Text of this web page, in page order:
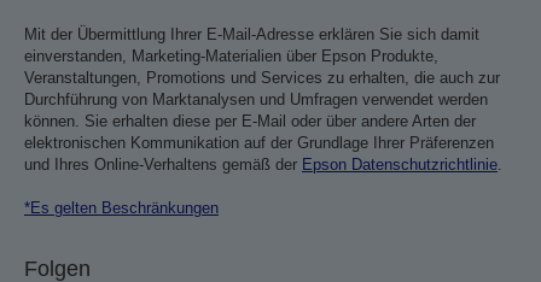
Mit der Übermittlung Ihrer E-Mail-Adresse erklären Sie sich damit
einverstanden, Marketing-Materialien über Epson Produkte,
Veranstaltungen, Promotions und Services zu erhalten, die auch zur
Durchführung von Marktanalysen und Umfragen verwendet werden
können. Sie erhalten diese per E-Mail oder über andere Arten der
elektronischen Kommunikation auf der Grundlage Ihrer Präferenzen
und Ihres Online-Verhaltens gemäß der Epson Datenschutzrichtlinie.
*Es gelten Beschränkungen
Folgen